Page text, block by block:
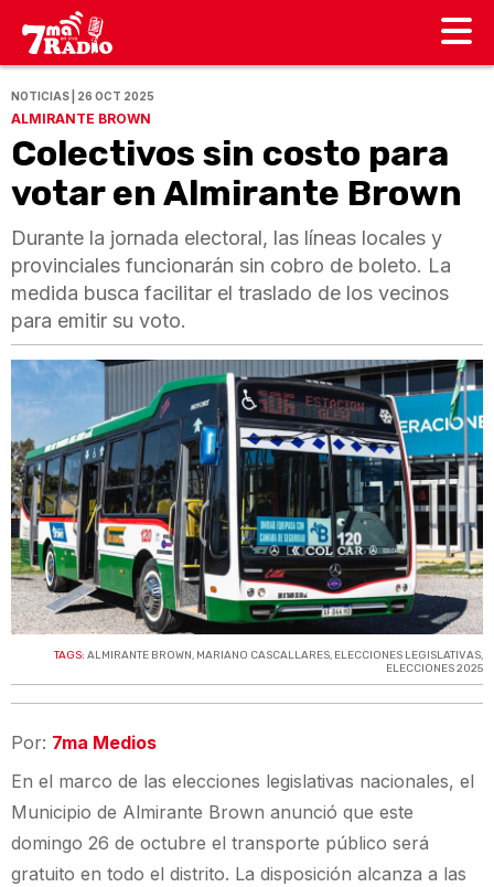
NOTICIAS | 26 OCT 2025
ALMIRANTE BROWN
Colectivos sin costo para
votar en Almirante Brown
Durante la jornada electoral, las líneas locales y
provinciales funcionarán sin cobro de boleto. La
medida busca facilitar el traslado de los vecinos
para emitir su voto.
TAGS: ALMIRANTE BROWN, MARIANO CASCALLARES, ELECCIONES LEGISLATIVAS,
ELECCIONES 2025
Por: 7ma Medios
En el marco de las elecciones legislativas nacionales, el
Municipio de Almirante Brown anunció que este
domingo 26 de octubre el transporte público será
gratuito en todo el distrito. La disposición alcanza a las